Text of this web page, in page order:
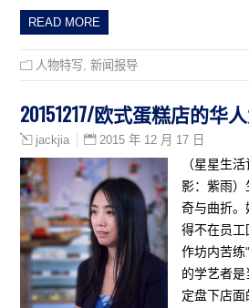
READ MORE
人物特写 ,新闻报导
20151217/欧式蛋糕店的华
jackjia 2015 年 12 月 17 日
（星星生
影：紫雨）
奇与曲折。
得不在员工
作坊内苦练
的学艺者
定盘下店面